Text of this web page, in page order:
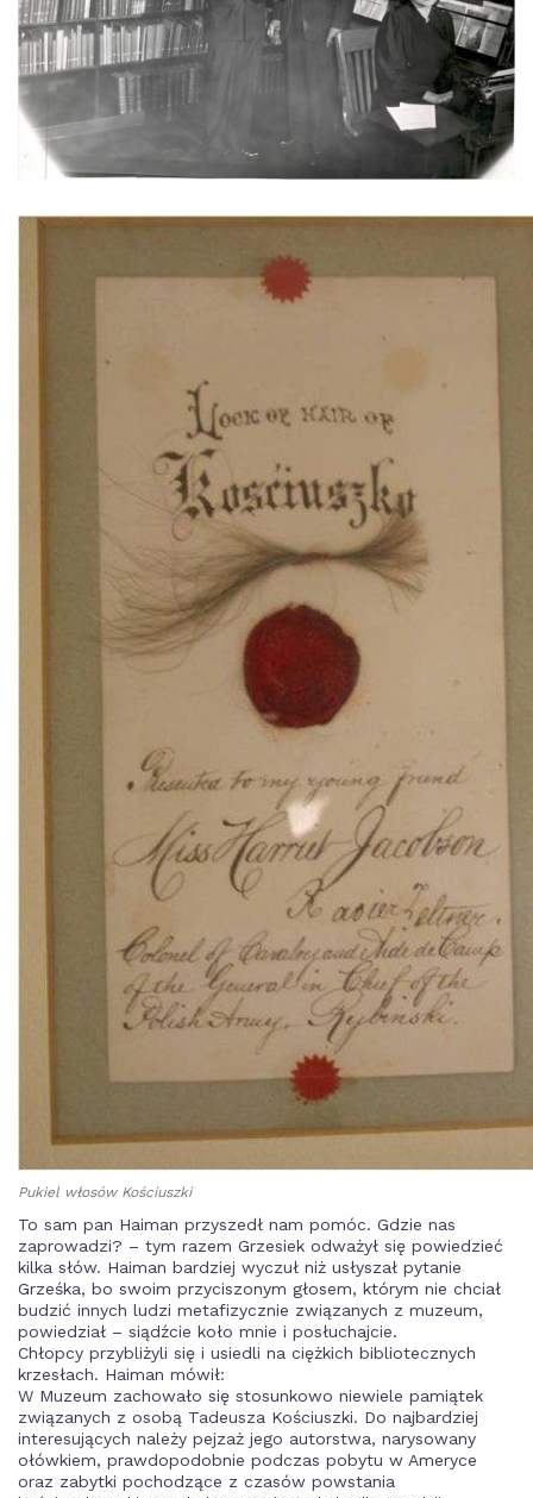
Pukiel włosów Kościuszki
To sam pan Haiman przyszedł nam pomóc. Gdzie nas
zaprowadzi? – tym razem Grzesiek odważył się powiedzieć
kilka słów. Haiman bardziej wyczuł niż usłyszał pytanie
Grześka, bo swoim przyciszonym głosem, którym nie chciał
budzić innych ludzi metafizycznie związanych z muzeum,
powiedział – siądźcie koło mnie i posłuchajcie.
Chłopcy przybliżyli się i usiedli na ciężkich bibliotecznych
krzesłach. Haiman mówił:
W Muzeum zachowało się stosunkowo niewiele pamiątek
związanych z osobą Tadeusza Kościuszki. Do najbardziej
interesujących należy pejzaż jego autorstwa, narysowany
ołówkiem, prawdopodobnie podczas pobytu w Ameryce
oraz zabytki pochodzące z czasów powstania